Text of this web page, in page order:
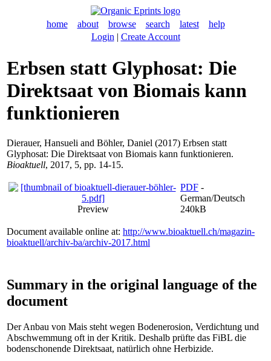
home about browse search latest
help
Login | Create Account
Erbsen statt Glyphosat: Die
Direktsaat von Biomais kann
funktionieren
Dierauer, Hansueli and Böhler, Daniel (2017) Erbsen statt
Glyphosat: Die Direktsaat von Biomais kann funktionieren.
Bioaktuell, 2017, 5, pp. 14-15.
Preview
PDF -
German/Deutsch
240kB
Document available online at: http://www.bioaktuell.ch/magazin-
bioaktuell/archiv-ba/archiv-2017.html
Summary in the original language of the
document
Der Anbau von Mais steht wegen Bodenerosion, Verdichtung und
Abschwemmung oft in der Kritik. Deshalb prüfte das FiBL die
bodenschonende Direktsaat, natürlich ohne Herbizide.